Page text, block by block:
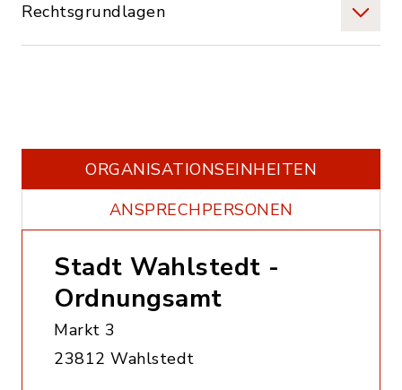
Rechtsgrundlagen
ORGANISATIONS­EINHEITEN
ANSPRECHPERSONEN
Stadt Wahlstedt -
Ordnungsamt
Markt 3
23812 Wahlstedt